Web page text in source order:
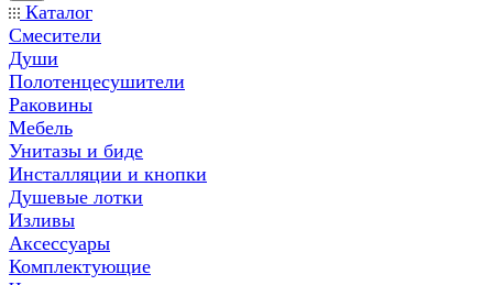
Каталог
Смесители
Души
Полотенцесушители
Раковины
Мебель
Унитазы и биде
Инсталляции и кнопки
Душевые лотки
Изливы
Аксессуары
Комплектующие